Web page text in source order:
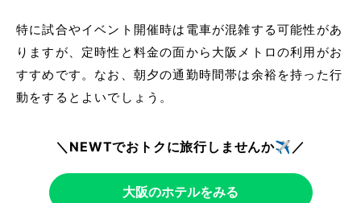
特に試合やイベント開催時は電車が混雑する可能性があ
りますが、定時性と料金の面から大阪メトロの利用がお
すすめです。なお、朝夕の通勤時間帯は余裕を持った行
動をするとよいでしょう。
＼NEWTでおトクに旅行しませんか✈️／
大阪のホテルをみる